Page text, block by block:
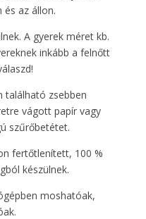
az állon.
A gyerek méret kb.
inkább a felnőtt
található zsebben
vágott papír vagy
szűrőbetétet.
fertőtlenített, 100 %
készülnek.
moshatóak,